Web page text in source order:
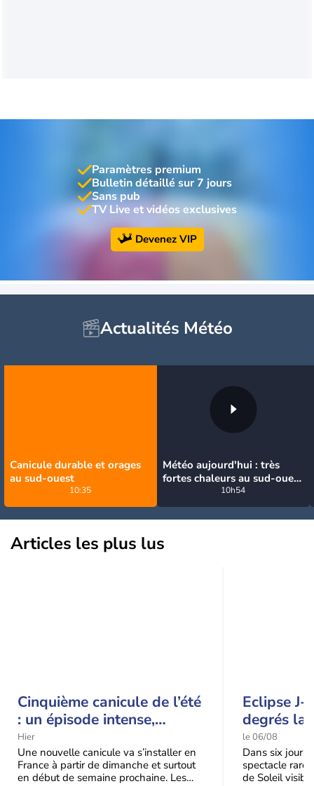
Paramètres premium
Bulletin détaillé sur 7 jours
Sans pub
TV Live et vidéos exclusives
Devenez VIP
Actualités Météo
Canicule durable et orages
au sud-ouest
10:35
Météo aujourd'hui : très
fortes chaleurs au sud-ouest
avant des orages, jusqu'à
39°C
10h54
Articles les plus lus
Cinquième canicule de l’été
: un épisode intense,
durable et étendu la
semaine prochaine
Hier
Une nouvelle canicule va s’installer en
France à partir de dimanche et surtout
en début de semaine prochaine. Les
Eclipse J-
degrés la
t-elle
l'éclipse
le 06/08
Dans six
spectacle rare
de Soleil